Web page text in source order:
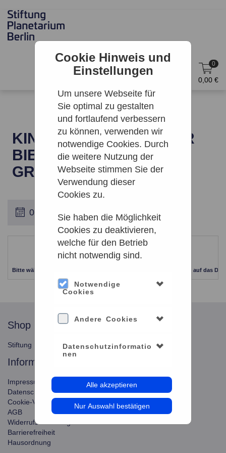
Cookie Hinweis und
Einstellungen
Um unsere Webseite für
Sie optimal zu gestalten
und fortlaufend verbessern
zu können, verwenden wir
notwendige Cookies. Durch
die weitere Nutzung der
Webseite stimmen Sie der
Verwendung dieser
Cookies zu.
Sie haben die Möglichkeit
Cookies zu deaktivieren,
welche für den Betrieb
nicht notwendig sind.
Notwendige
Cookies
Andere Cookies
Datenschutzinformatio
nen
Alle akzeptieren
Nur Auswahl bestätigen
0
0,00 €
KINO: TAGEBUCH EINER
BIENE | ZEISS-
GROSSPLANETARIUM
Bitte wählen Sie einen anderen Zeitraum aus. Klicken Sie Bitte dazu auf das
shop
Stiftung Planetarium Berlin
service
Konto verwalten
information
Impressum
Datenschutz
Cookie-Verwendung
AGB
Widerrufsbelehrung
Barrierefreiheit
Hausordnung